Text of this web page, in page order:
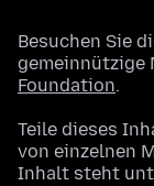
Besuchen Sie
Foundation.
Teile dieses
von einzelnen
Inhalt steht